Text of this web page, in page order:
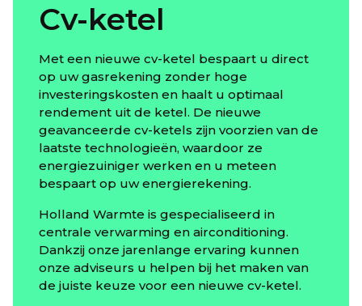
Cv-ketel
Met een nieuwe cv-ketel bespaart u direct
op uw gasrekening zonder hoge
investeringskosten en haalt u optimaal
rendement uit de ketel. De nieuwe
geavanceerde cv-ketels zijn voorzien van de
laatste technologieën, waardoor ze
energiezuiniger werken en u meteen
bespaart op uw energierekening.
Holland Warmte is gespecialiseerd in
centrale verwarming en airconditioning.
Dankzij onze jarenlange ervaring kunnen
onze adviseurs u helpen bij het maken van
de juiste keuze voor een nieuwe cv-ketel.